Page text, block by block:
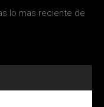
lo mas reciente de